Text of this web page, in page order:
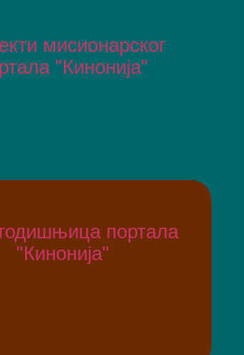
мисионарског
"Кинонија"
портала
"Кинонија"